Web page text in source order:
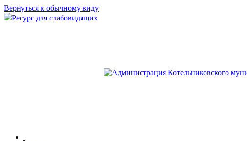
Вернуться к обычному виду
Ресурс для слабовидящих